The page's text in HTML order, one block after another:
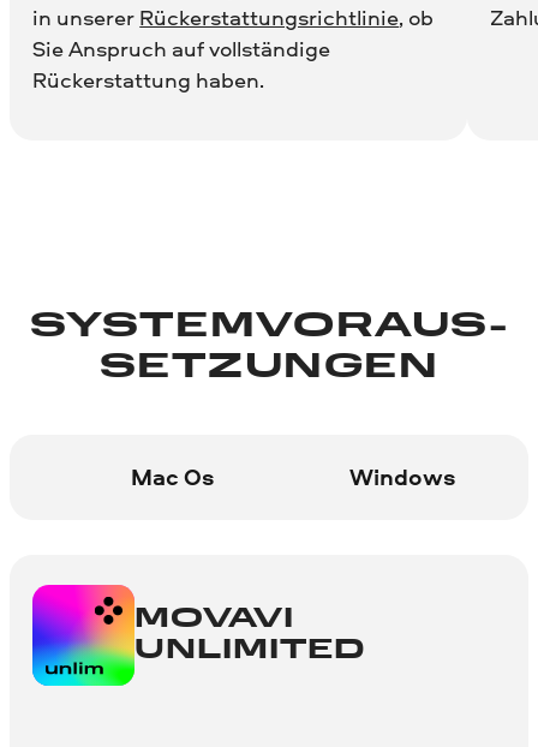
in unserer Rückerstattungsrichtlinie, ob
Sie Anspruch auf vollständige
Rückerstattung haben.
SYSTEMVORAUS­
SETZUNGEN
Mac Os Windows
MOVAVI
UNLIMITED